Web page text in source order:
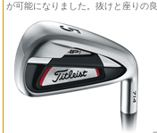
が可能になりました。抜けと座りの